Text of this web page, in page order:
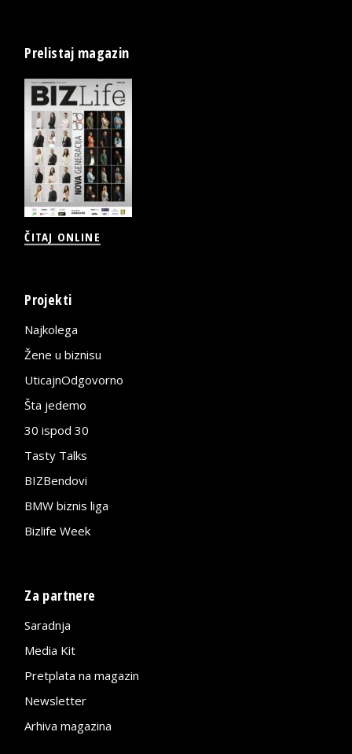
Prelistaj magazin
ČITAJ ONLINE
Projekti
Najkolega
Žene u biznisu
UticajnOdgovorno
Šta jedemo
30 ispod 30
Tasty Talks
BIZBendovi
BMW biznis liga
Bizlife Week
Za partnere
Saradnja
Media Kit
Pretplata na magazin
Newsletter
Arhiva magazina